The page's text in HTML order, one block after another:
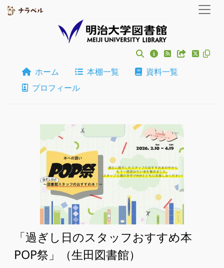
ホーム 本棚一覧
資料一覧
プロフィール
「過ぎし日のスタッフおすすめ本
POP祭」（生田図書館）